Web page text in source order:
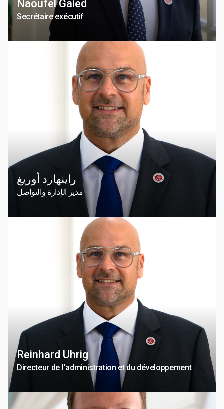
Naoufel Gaied
Secrétaire exécutif
راينهارد أوريغ
مدير الإدارة والتواصل
Reinhard Uhrig
Directeur de l'administration et du développement